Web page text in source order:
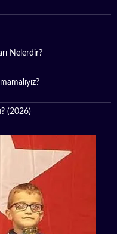
Nelerdir?
(2026)